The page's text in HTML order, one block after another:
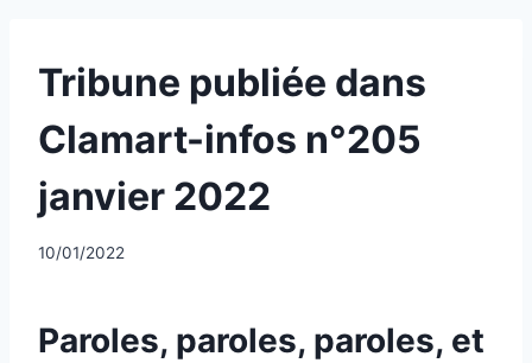
UNCATEGORIZED
Tribune publiée dans
Clamart-infos n°205
janvier 2022
Par
10/01/2022
Paroles, paroles, paroles, et